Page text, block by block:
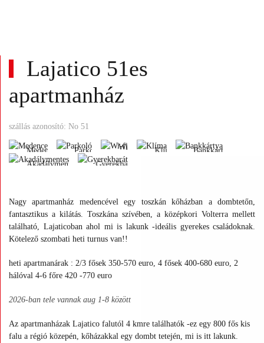
Lajatico 51es
apartmanház
szállás azonosító: No 51
Medence
Medence
Parkoló
Parkoló
Wi-
Wi-
fi
Klíma Bankkártya
Akadálymentes
Akadálymentes
Gyerekbarát
Gyerekbarát
Nagy apartmanház medencével egy toszkán kőházban a dombtetőn,
fantasztikus a kilátás. Toszkána szívében, a középkori Volterra mellett
található, Lajaticoban ahol mi is lakunk -ideális gyerekes családoknak.
Kötelező szombati heti turnus van!!
heti apartmanárak : 2/3 fősek 350-570 euro, 4 fősek 400-680 euro, 2
hálóval 4-6 főre 420 -770 euro
2026-ban tele vannak aug 1-8 között
Az apartmanházak Lajatico falutól 4 kmre találhatók -ez egy 800 fős kis
falu a régió közepén, kőházakkal egy dombt tetején, mi is itt lakunk.